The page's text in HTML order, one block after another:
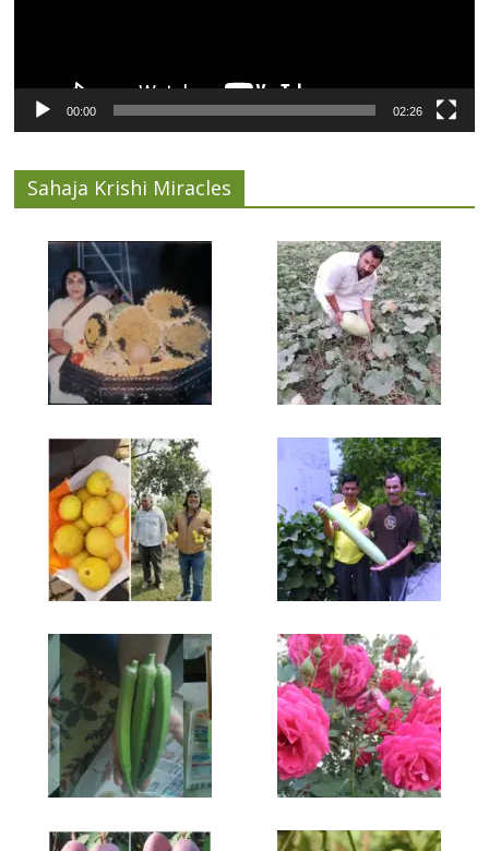
00:00 02:26
Sahaja Krishi Miracles